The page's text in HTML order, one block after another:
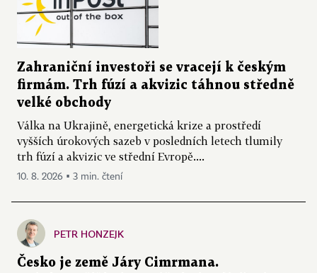
Zahraniční investoři se vracejí k českým
firmám. Trh fúzí a akvizic táhnou středně
velké obchody
Válka na Ukrajině, energetická krize a prostředí
vyšších úrokových sazeb v posledních letech tlumily
trh fúzí a akvizic ve střední Evropě....
10. 8. 2026 ▪ 3 min. čtení
PETR HONZEJK
Česko je země Járy Cimrmana.